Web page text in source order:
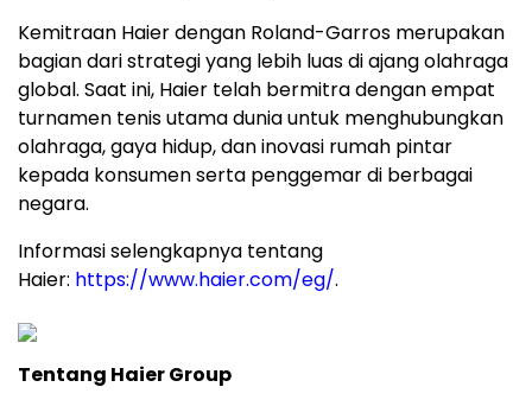
Kemitraan Haier dengan Roland-Garros merupakan
bagian dari strategi yang lebih luas di ajang olahraga
global. Saat ini, Haier telah bermitra dengan empat
turnamen tenis utama dunia untuk menghubungkan
olahraga, gaya hidup, dan inovasi rumah pintar
kepada konsumen serta penggemar di berbagai
negara.
Informasi selengkapnya tentang
Haier: https://www.haier.com/eg/.
Tentang Haier Group